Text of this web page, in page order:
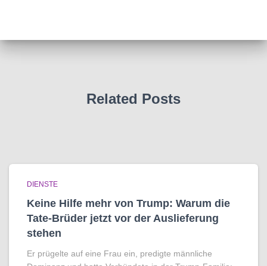
Related Posts
DIENSTE
Keine Hilfe mehr von Trump: Warum die
Tate-Brüder jetzt vor der Auslieferung
stehen
Er prügelte auf eine Frau ein, predigte männliche